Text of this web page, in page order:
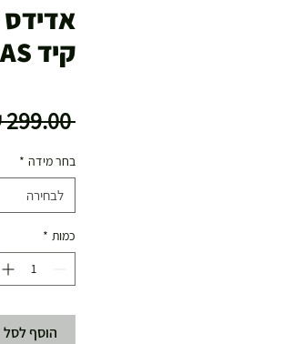
קיד ADIDAS
‏299.00 ‏₪
בחר מידה *
לבחירה
כמות *
הוסף לסל